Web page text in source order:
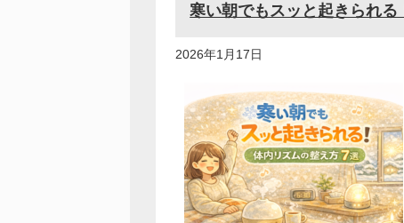
寒い朝でもスッと起きられ
2026年1月17日